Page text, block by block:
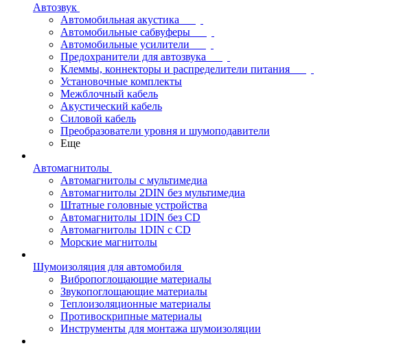
Автозвук
Автомобильная акустика
Автомобильные сабвуферы
Автомобильные усилители
Предохранители для автозвука
Клеммы, коннекторы и распределители питания
Установочные комплекты
Межблочный кабель
Акустический кабель
Силовой кабель
Преобразователи уровня и шумоподавители
Еще
Автомагнитолы
Автомагнитолы с мультимедиа
Автомагнитолы 2DIN без мультимедиа
Штатные головные устройства
Автомагнитолы 1DIN без CD
Автомагнитолы 1DIN с CD
Морские магнитолы
Шумоизоляция для автомобиля
Вибропоглощающие материалы
Звукопоглощающие материалы
Теплоизоляционные материалы
Противоскрипные материалы
Инструменты для монтажа шумоизоляции